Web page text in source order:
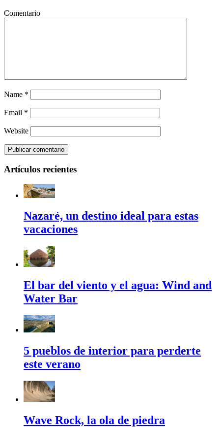
Comentario
Name *
Email *
Website
Artículos recientes
Nazaré, un destino ideal para estas
vacaciones
El bar del viento y el agua: Wind and
Water Bar
5 pueblos de interior para perderte
este verano
Wave Rock, la ola de piedra